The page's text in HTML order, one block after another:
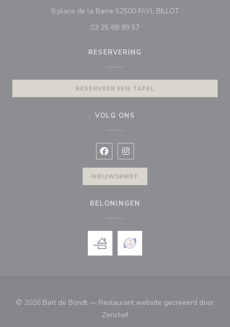
9 place de la Barre 52500 FAYL BILLOT((opent in een
03 25 88 89 57
RESERVERING
RESERVEER EEN TAFEL
VOLG ONS
Facebook ((opent in een nieuw
Instagram ((opent in een
NIEUWSBRIEF
BELONINGEN
© 2026 Bart de Bondt — Restaurant website gecreëerd door
Zenchef((opent in een nieuw venster))